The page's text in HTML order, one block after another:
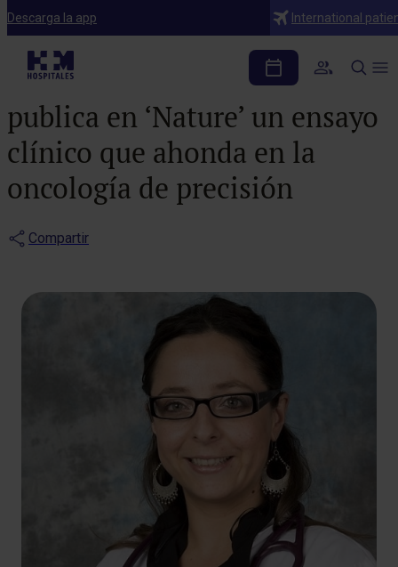
Descarga la app International
Notas de prensa
La investigadora de HM
CIOCC, Dra. Valentina Boni,
publica en ‘Nature’ un ensayo
clínico que ahonda en la
oncología de precisión
Compartir